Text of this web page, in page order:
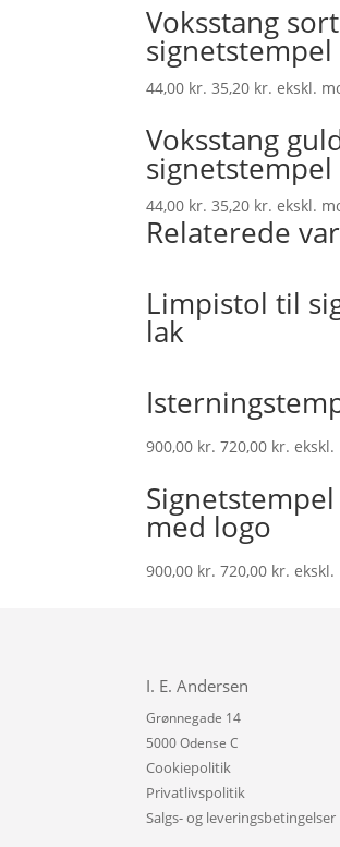
Voksstang
signetstempel
44,00 kr. 35,20 kr. ekskl.
Voksstang
signetstempel
44,00 kr. 35,20 kr. ekskl.
Relaterede
Limpistol til
lak
900,00 kr. 720,00 kr. ekskl.
Signetstempel
med logo
900,00 kr. 720,00 kr. ekskl.
I. E. Andersen
Grønnegade 14
5000 Odense C
Cookiepolitik
Privatlivspolitik
Salgs- og leveringsbetingelser